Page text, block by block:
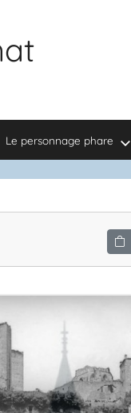
Le personnage phare